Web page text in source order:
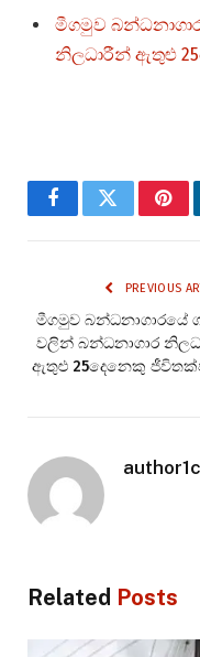
මීගමුව
නිලධාරීන් ඇතුළු
FacebookTwitter
PREVIOUS
මීගමුව බන්ධනාගාරයේ
වලින් බන්ධනාගාර
ඇතුළු 25දෙනෙකු
Related Posts